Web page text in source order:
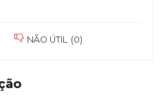
NÃO ÚTIL (0)